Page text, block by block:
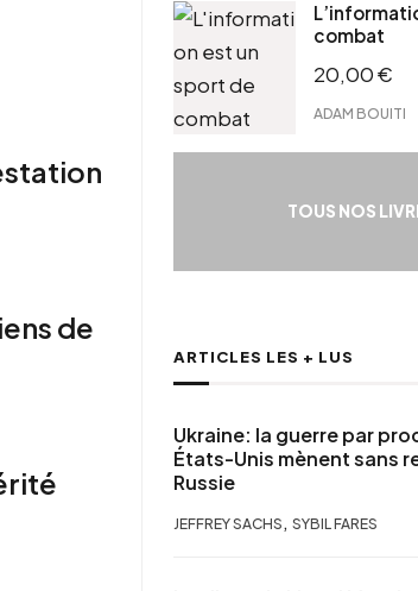
de
combat
20,00€
ADAM BOUITI
TOUS NOS
ARTICLES LES + LUS
Ukraine: la guerre par
États-Unis mènent sans
Russie
JEFFREY SACHS , SYBIL FARES